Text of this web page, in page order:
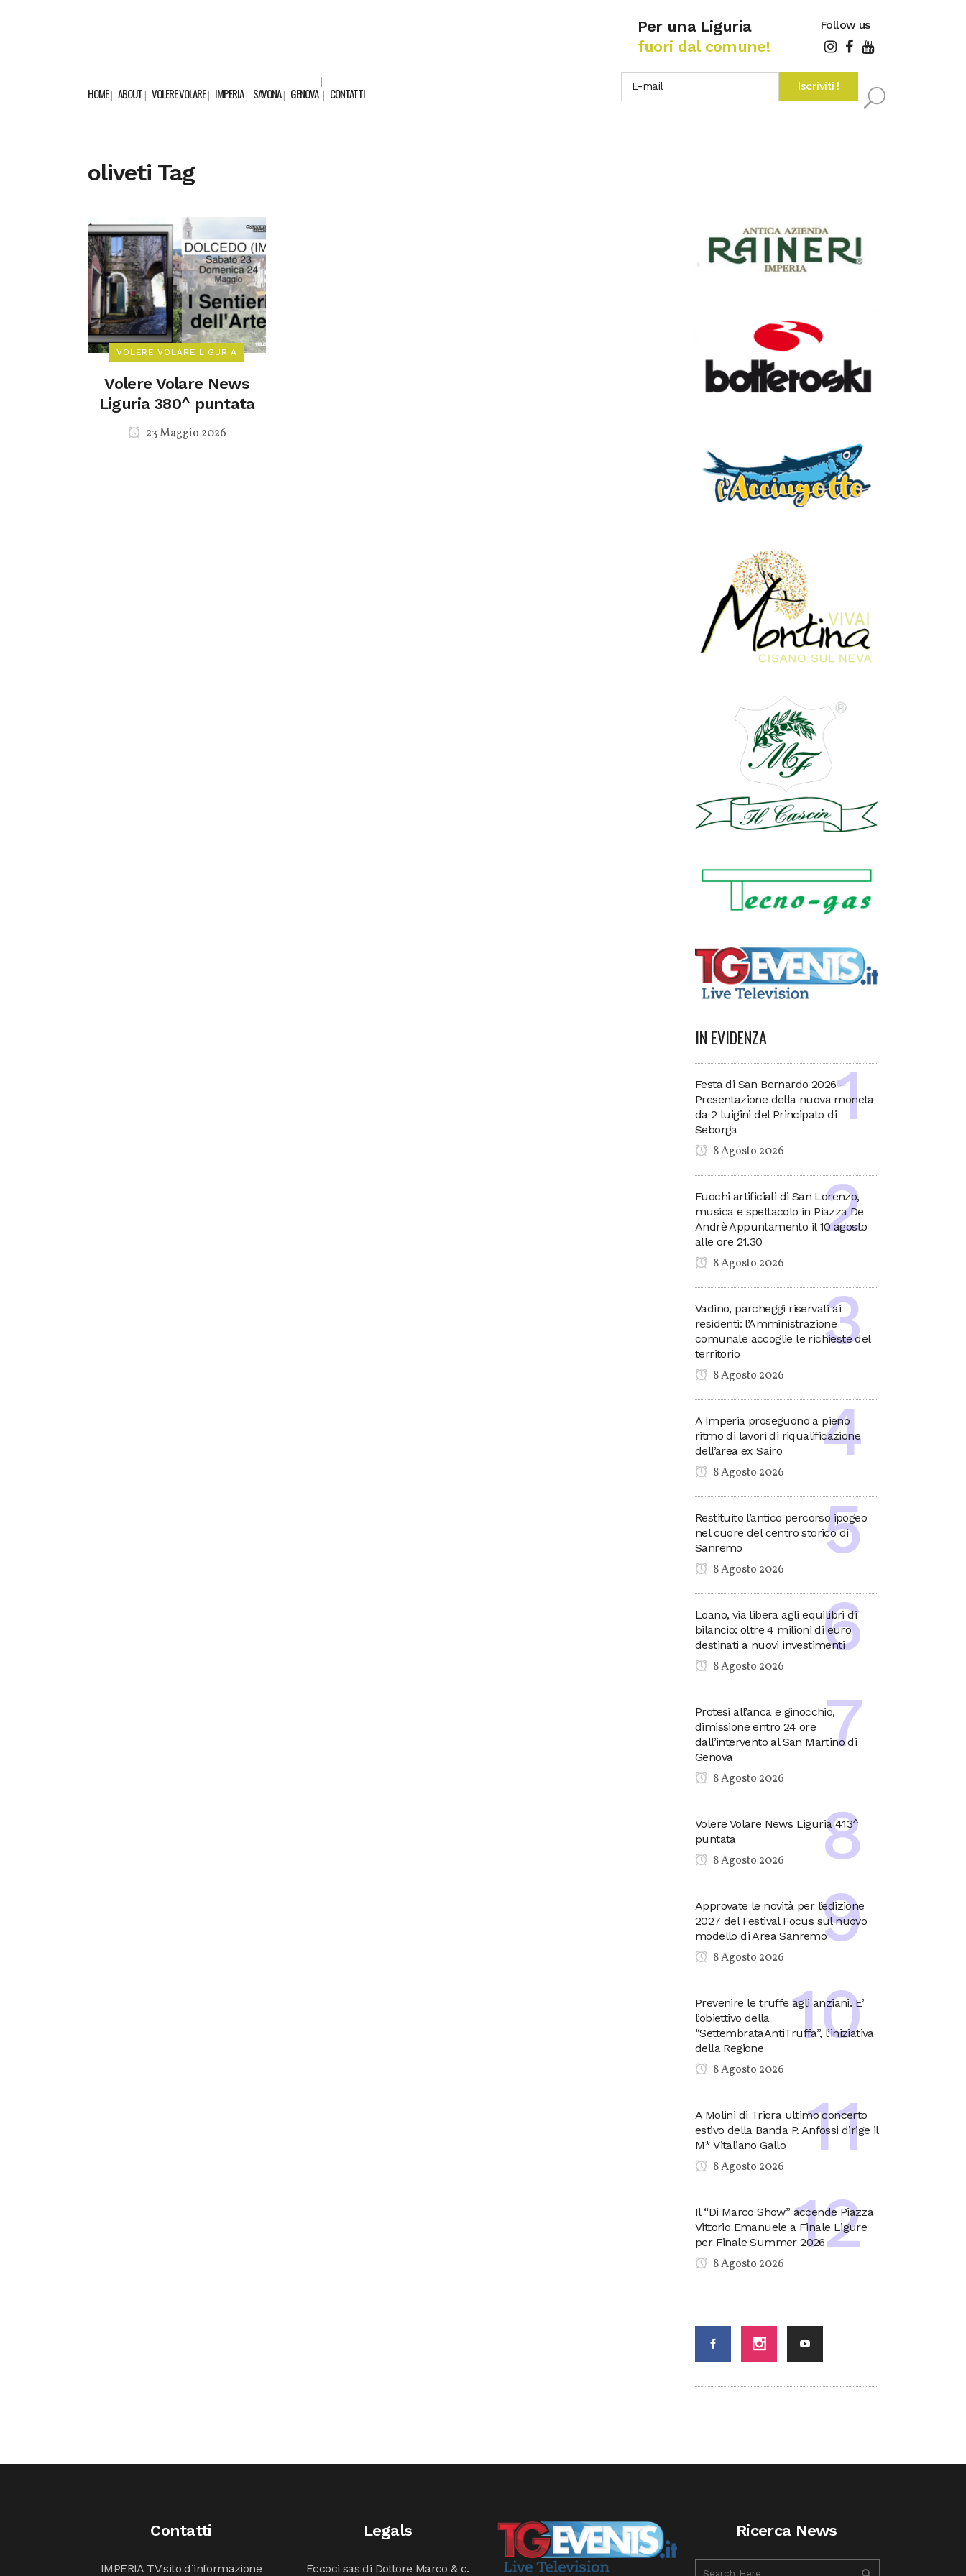
Per una Liguria
fuori dal comune!
Follow us
HOME ABOUT VOLERE VOLARE IMPERIA SAVONA GENOVA CONTATTI
oliveti Tag
VOLERE VOLARE LIGURIA
Volere Volare News
Liguria 380^ puntata
23 Maggio 2026
IN EVIDENZA
Festa di San Bernardo 2026 –
Presentazione della nuova moneta
da 2 luigini del Principato di
Seborga
8 Agosto 2026
Fuochi artificiali di San Lorenzo,
musica e spettacolo in Piazza De
Andrè Appuntamento il 10 agosto
alle ore 21.30
8 Agosto 2026
Vadino, parcheggi riservati ai
residenti: l’Amministrazione
comunale accoglie le richieste del
territorio
8 Agosto 2026
A Imperia proseguono a pieno
ritmo di lavori di riqualificazione
dell’area ex Sairo
8 Agosto 2026
Restituito l’antico percorso ipogeo
nel cuore del centro storico di
Sanremo
8 Agosto 2026
Loano, via libera agli equilibri di
bilancio: oltre 4 milioni di euro
destinati a nuovi investimenti
8 Agosto 2026
Protesi all’anca e ginocchio,
dimissione entro 24 ore
dall’intervento al San Martino di
Genova
8 Agosto 2026
Volere Volare News Liguria 413^
puntata
8 Agosto 2026
Approvate le novità per l’edizione
2027 del Festival Focus sul nuovo
modello di Area Sanremo
8 Agosto 2026
Prevenire le truffe agli anziani. E’
l’obiettivo della
“SettembrataAntiTruffa”, l’iniziativa
della Regione
8 Agosto 2026
A Molini di Triora ultimo concerto
estivo della Banda P. Anfossi dirige il
M* Vitaliano Gallo
8 Agosto 2026
Il “Di Marco Show” accende Piazza
Vittorio Emanuele a Finale Ligure
per Finale Summer 2026
8 Agosto 2026
Contatti
IMPERIA TV sito d’informazione
Legals
Eccoci sas di Dottore Marco & c.
Ricerca News